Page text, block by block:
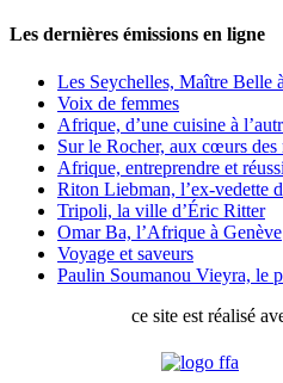
Les dernières émissions en ligne
Les Seychelles, Maître
Voix de femmes
Afrique, d’une cuisine à
Sur le Rocher, aux cœurs des
Afrique, entreprendre et
Riton Liebman, l’ex-vedette
Tripoli, la ville d’Éric Ritter
Omar Ba, l’Afrique à Genève
Voyage et saveurs
Paulin Soumanou Vieyra, le
ce site est réalisé